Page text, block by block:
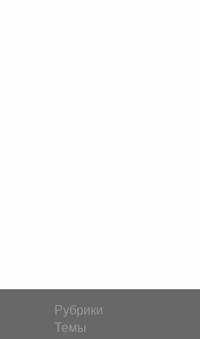
Рубрики
Темы